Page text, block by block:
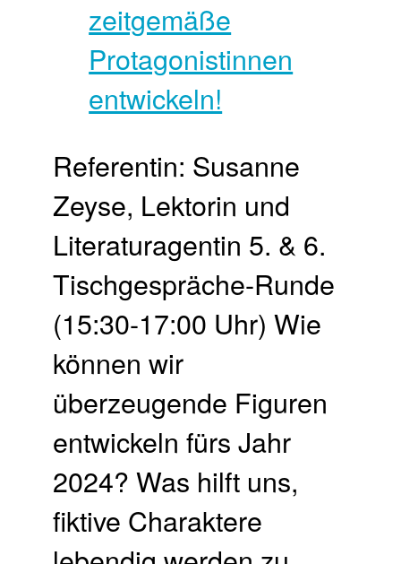
Referentin: Susanne
Zeyse, Lektorin und
Literaturagentin 5. & 6.
Tisch­gespräche-Runde
(15:30-17:00 Uhr) Wie
können wir
überzeugende Figuren
entwickeln fürs Jahr
2024? Was hilft uns,
fiktive Charaktere